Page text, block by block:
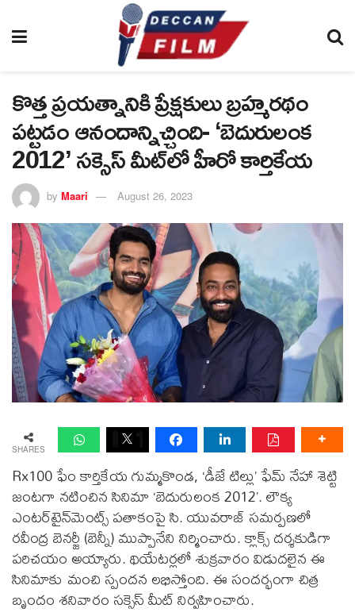
కొత్త ప్రయత్నానికి ప్రేక్షకులు బ్రహ్మరథం
పట్టడం ఆనందాన్నిచ్చింది- ‘బెదురులంక
2012’ సక్సెస్ మీట్‌లో హీరో కార్తికేయ
by Maari August 26, 2023
SHARES
Rx100 ఫేం కార్తికేయ గుమ్మకొండ, ‘డీజే టిల్లు’ ఫేమ్ నేహా శెట్టి
జంటగా నటించిన సినిమా ‘బెదురులంక 2012’. లౌక్య
ఎంట‌ర్‌టైన్‌మెంట్స్‌ పతాకంపై సి. యువరాజ్ సమర్పణలో
రవీంద్ర బెనర్జీ (బెన్నీ) ముప్పానేని నిర్మించారు. క్లాక్స్ దర్శకుడిగా
పరిచయం అయ్యారు. థియేటర్లలో శుక్రవారం విడుదలైన ఈ
సినిమాకు మంచి స్పందన లభిస్తోంది. ఈ సందర్భంగా చిత్ర
బృందం శనివారం సక్సెస్ మీట్ నిర్వహించారు.